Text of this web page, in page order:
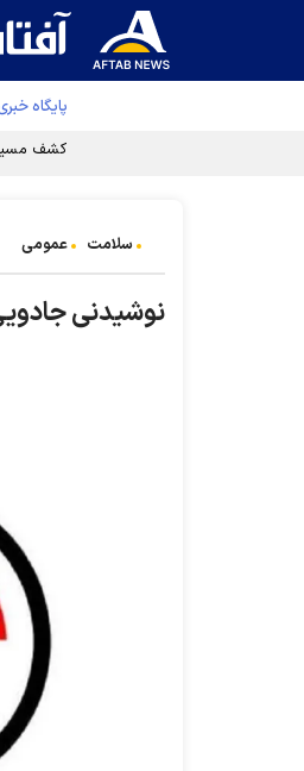
پایگاه
کشف مسیر
سلامت عمومی
نوشیدنی